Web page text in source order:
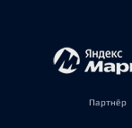
Партнёр